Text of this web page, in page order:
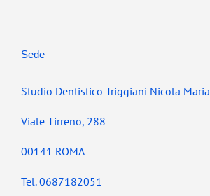
Sede
Studio Dentistico Triggiani Nicola Maria
Viale Tirreno, 288
00141 ROMA
Tel. 0687182051